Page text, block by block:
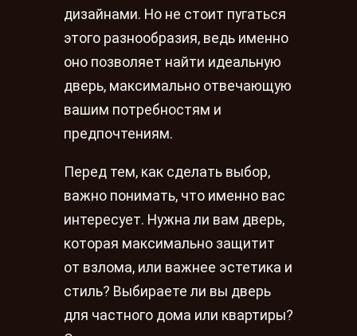
дизайнами. Но не стоит пугаться
этого разнообразия, ведь именно
оно позволяет найти идеальную
дверь, максимально отвечающую
вашим потребностям и
предпочтениям.
Перед тем, как сделать выбор,
важно понимать, что именно вас
интересует. Нужна ли вам дверь,
которая максимально защитит
от взлома, или важнее эстетика и
стиль? Выбираете ли вы дверь
для частного дома или квартиры?